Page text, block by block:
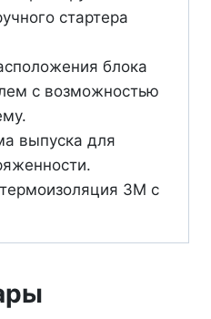
стартера
блока
с возможностью
выпуска для
3М с